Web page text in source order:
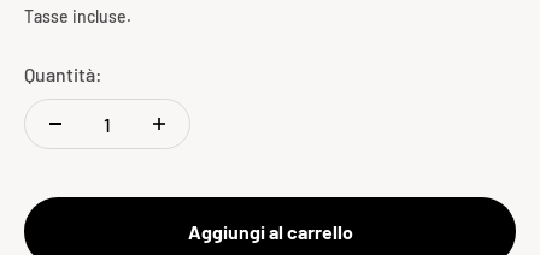
Tasse incluse.
Quantità:
Aggiungi al carrello